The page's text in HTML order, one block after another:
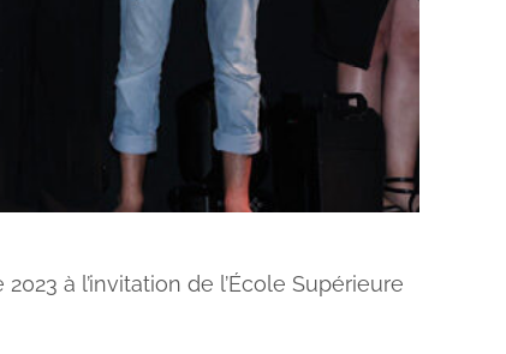
à l’invitation de l’École Supérieure